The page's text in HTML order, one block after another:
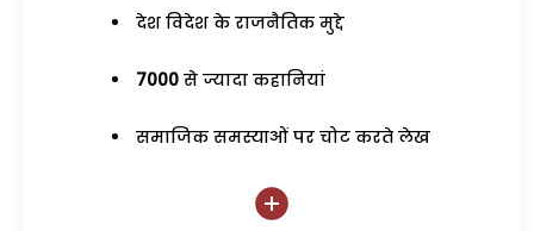
देश विदेश के राजनैतिक मुद्दे
7000 से ज्यादा कहानियां
समाजिक समस्याओं पर चोट करते लेख